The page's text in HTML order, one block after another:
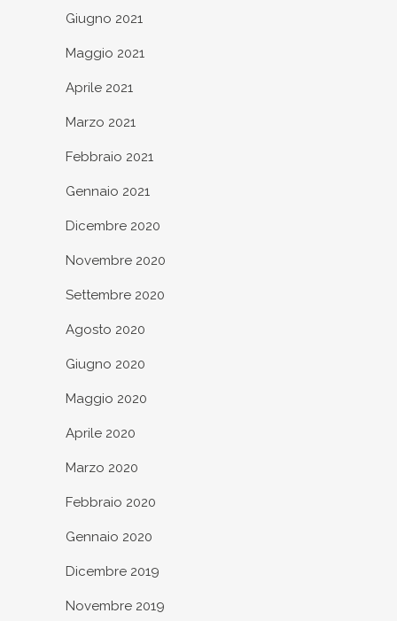
Giugno 2021
Maggio 2021
Aprile 2021
Marzo 2021
Febbraio 2021
Gennaio 2021
Dicembre 2020
Novembre 2020
Settembre 2020
Agosto 2020
Giugno 2020
Maggio 2020
Aprile 2020
Marzo 2020
Febbraio 2020
Gennaio 2020
Dicembre 2019
Novembre 2019